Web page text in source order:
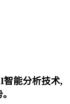
智能分析技术,